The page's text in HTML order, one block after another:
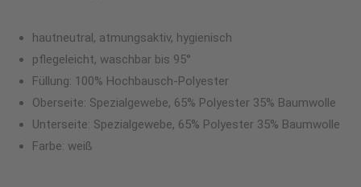
hautneutral, atmungsaktiv, hygienisch
pflegeleicht, waschbar bis 95°
Füllung: 100% Hochbausch-Polyester
Oberseite: Spezialgewebe, 65% Polyester 35% Baumwolle
Unterseite: Spezialgewebe, 65% Polyester 35% Baumwolle
Farbe: weiß